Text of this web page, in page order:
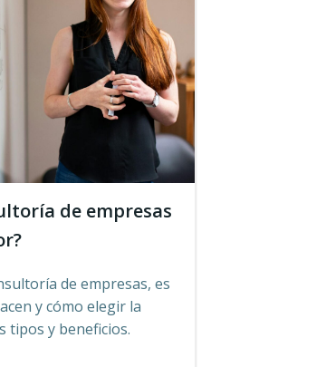
de empresas
de empresas, es
y cómo elegir la
tipos y beneficios.